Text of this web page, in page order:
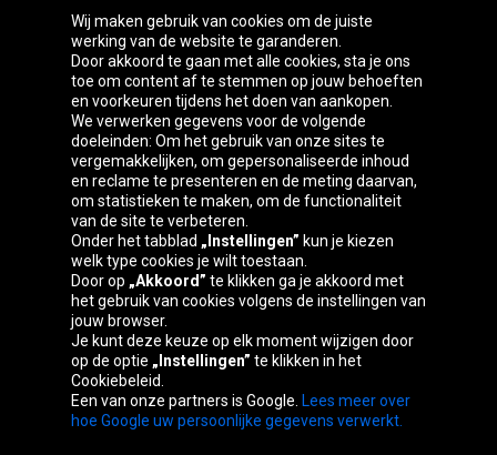
Oponeo-groep
Belgique
Česká
republika
Deutschland Éire
España France Italia Magyarország
Österreich
republika
Kingdom
Wij maken gebruik van cookies om de juiste
werking van de website te garanderen.
Door akkoord te gaan met alle cookies, sta je ons
toe om content af te stemmen op jouw behoeften
en voorkeuren tijdens het doen van aankopen.
We verwerken gegevens voor de volgende
doeleinden: Om het gebruik van onze sites te
vergemakkelijken, om gepersonaliseerde inhoud
en reclame te presenteren en de meting daarvan,
om statistieken te maken, om de functionaliteit
van de site te verbeteren.
Onder het tabblad „Instellingen” kun je kiezen
welk type cookies je wilt toestaan.
Door op „Akkoord” te klikken ga je akkoord met
het gebruik van cookies volgens de instellingen van
jouw browser.
Je kunt deze keuze op elk moment wijzigen door
op de optie „Instellingen” te klikken in het
Cookiebeleid.
Een van onze partners is Google. Lees meer over
hoe Google uw persoonlijke gegevens verwerkt.